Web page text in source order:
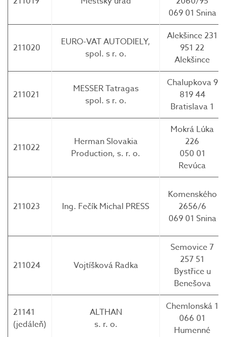
069 01 Snina
211020
EURO-VAT AUTODIELY,
spol. s r. o.
Alekšince 231
951 22
Alekšince
211021
MESSER Tatragas
spol. s r. o.
Chalupkova 9
819 44
Bratislava 1
211022
Herman Slovakia
Production, s. r. o.
Mokrá Lúka
226
050 01
Revúca
211023 Ing. Fečík Michal PRESS
Komenského
2656/6
069 01 Snina
211024 Vojtíšková Radka
Semovice 7
257 51
Bystřice u
Benešova
21141
(jedáleň)
ALTHAN
s. r. o.
Chemlonská 1
066 01
Humenné